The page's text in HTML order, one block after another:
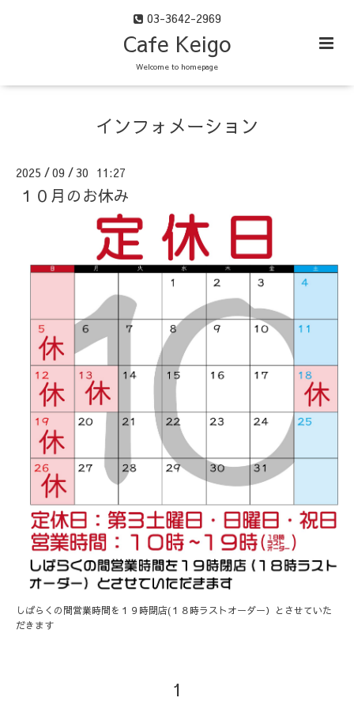
03-3642-2969
Cafe Keigo
Welcome to homepage
インフォメーション
2025 /09 /30 11:27
１０月のお休み
しばらくの間営業時間を１９時閉店(１８時ラストオーダー）とさせていた
だきます
1